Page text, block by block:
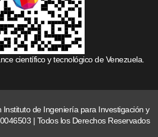
científico y tecnológico de Venezuela.
de Ingeniería para Investigación y
| Todos los Derechos Reservados